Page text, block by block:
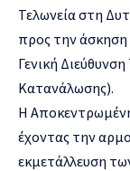
Τελωνεία στη
προς την
Γενική
Κατανάλωσης).
Η
έχοντας την
εκμετάλλευση